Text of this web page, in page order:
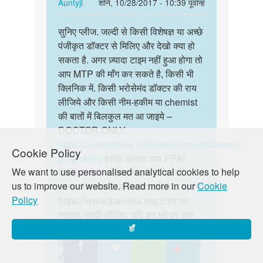
Cookie Policy
We want to use personalised analytical cookies to help
us to improve our website. Read more in ourCookie
Policy
हाँ
रोकना
है
by
swaroop
reply
to
1
महीने
का
गर्भ
है
by
Sagar
सुनिए
प्लीज.
जल्दी
से
किसी…
सुनिए प्लीज. जल्दी से किसी विशेषज्ञ या अच्छे
पंजीकृत डॉक्टर से मिलिए और देखो क्या हो
सकता है. अगर ज़्यादा टाइम नहीं हुआ होगा तो
आप MTP की माँग कर सकते है, किसी भी
क्लिनिक में. किसी भरोसेमंद डॉक्टर की राय
लीजिये और किसी नीम-हकीम या chemist
की बातों में बिलकुल मत आ जाइये –
DOCTOR ONLY.
https://lovematters.in/hi/resource/unplanned-
pregnancy
क्लिनिक से संपर्क कर सकते है जिसकी
जानकारी आपको इस वेबसाइट पे मिल जाएगी.
और गहरी चर्चा में जुड़ना चाहते हैं, तो हमारे
डिस्कशन बोर्ड, " जस्ट पूछो" में ज़रूर शामिल